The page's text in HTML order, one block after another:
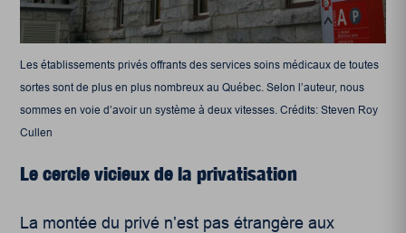
Les établissements privés offrants des services soins médicaux de toutes
sortes sont de plus en plus nombreux au Québec. Selon l’auteur, nous
sommes en voie d’avoir un système à deux vitesses. Crédits: Steven Roy
Cullen
Le cercle vicieux de la privatisation
La montée du privé n’est pas étrangère aux